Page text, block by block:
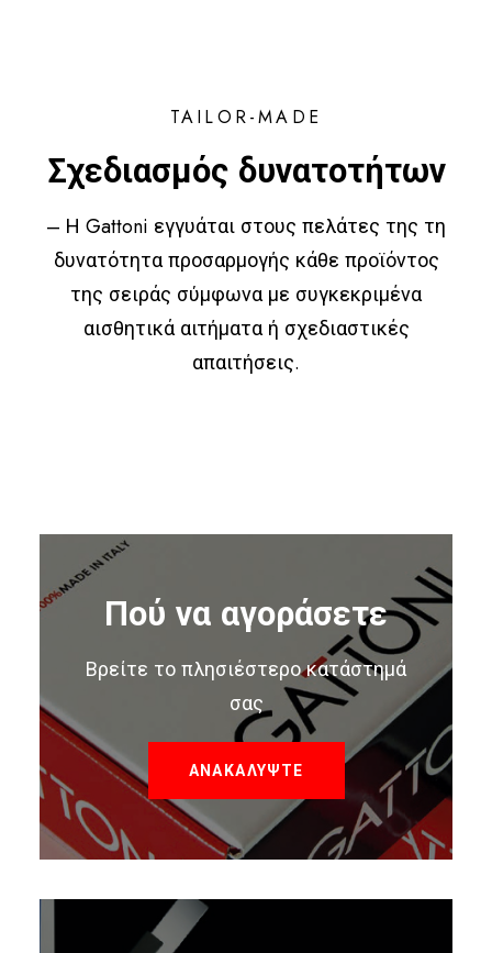
TAILOR-MADE
Σχεδιασμός δυνατοτήτων
– Η Gattoni εγγυάται στους πελάτες της τη
δυνατότητα προσαρμογής κάθε προϊόντος
της σειράς σύμφωνα με συγκεκριμένα
αισθητικά αιτήματα ή σχεδιαστικές
απαιτήσεις.
Πού να αγοράσετε
Βρείτε το πλησιέστερο κατάστημά
σας
ΑΝΑΚΑΛΥΨΤΕ